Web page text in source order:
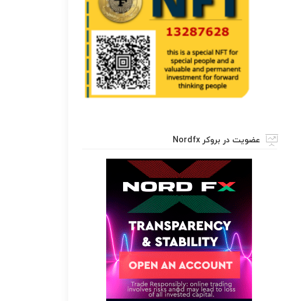
عضویت در بروکر Nordfx